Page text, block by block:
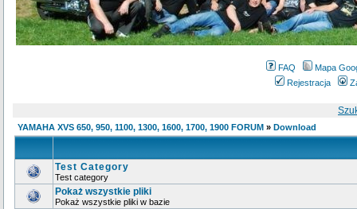
FAQ
Mapa
Rejestracja
YAMAHA XVS 650, 950, 1100, 1300, 1600, 1700, 1900 FORUM » Download
Test Category
Test category
Pokaż wszystkie pliki
Pokaż wszystkie pliki w bazie